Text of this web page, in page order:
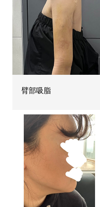
臂部吸脂